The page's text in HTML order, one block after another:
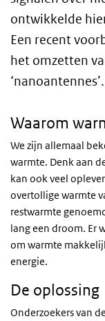
ontwikkelde
Een recent
het omzetten
‘nanoantennes’.
Waarom
We zijn allemaal
warmte. Denk aan
kan ook veel
overtollige warmte
restwarmte
lang een droom. Er
om warmte
energie.
De oplossing
Onderzoekers van